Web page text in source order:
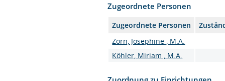
Zugeordnete Personen
Zugeordnete Personen
Zorn, Josephine , M.A.
Köhler, Miriam , M.A.